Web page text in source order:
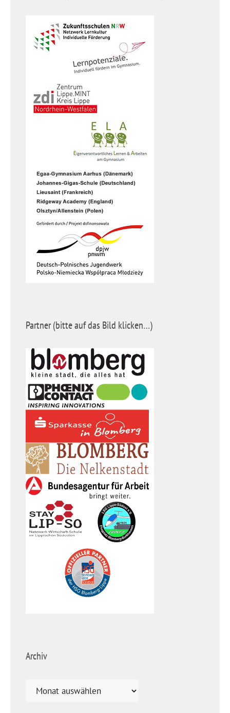
Partner (bitte auf das Bild klicken…)
Archiv